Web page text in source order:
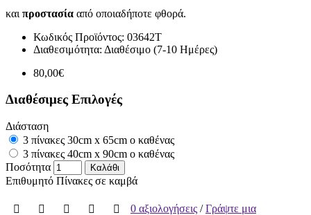
και προστασία από οποιαδήποτε φθορά.
Κωδικός Προϊόντος: 03642T
Διαθεσιμότητα: Διαθέσιμο (7-10 Ημέρες)
80,00€
Διαθέσιμες Επιλογές
Διάσταση
3 πίνακες 30cm x 65cm ο καθένας
3 πίνακες 40cm x 90cm ο καθένας
Ποσότητα
Καλάθι
Επιθυμητό Πίνακες σε καμβά
0 αξιολογήσεις /Γράψτε μια